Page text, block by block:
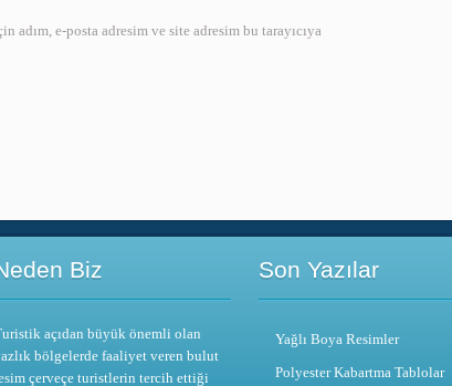
adım, e-posta adresim ve site adresim bu tarayıcıya
Biz
açıdan büyük önemli olan
bölgelerde faaliyet veren bulut
çerveçe turistlerin tercih ettiği
Son Yazılar
Yağlı Boya Resimler
Polyester Kabartma Tablolar